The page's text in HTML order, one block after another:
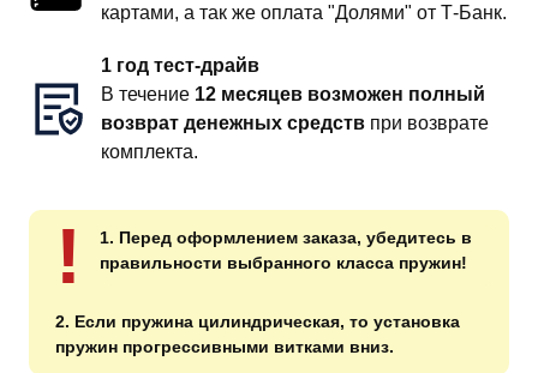
картами, а так же оплата "Долями" от Т-Банк.
1 год тест-драйв
В течение 12 месяцев возможен полный
возврат денежных средств при возврате
комплекта.
!
1. Перед оформлением заказа, убедитесь в
правильности выбранного класса пружин!
2. Если пружина цилиндрическая, то установка
пружин прогрессивными витками вниз.